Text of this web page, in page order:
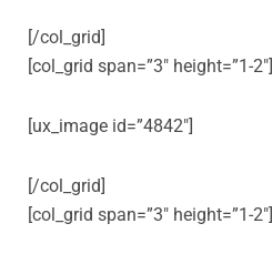
[/col_grid]
[col_grid span=”3″ height=”1-2″]
[ux_image id=”4842″]
[/col_grid]
[col_grid span=”3″ height=”1-2″]